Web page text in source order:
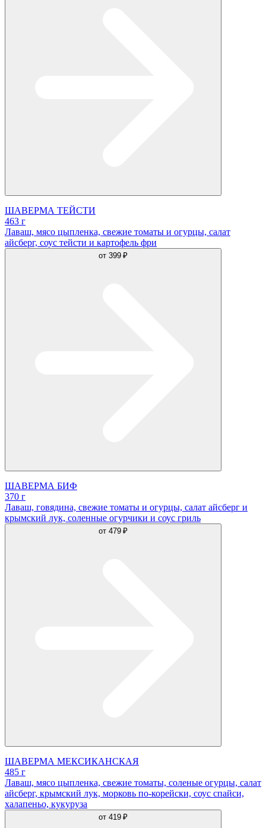
ШАВЕРМА ТЕЙСТИ
463 г
Лаваш, мясо цыпленка, свежие томаты и огурцы, салат
айсберг, соус тейсти и картофель фри
от 399 ₽
ШАВЕРМА БИФ
370 г
Лаваш, говядина, свежие томаты и огурцы, салат айсберг и
крымский лук, соленные огурчики и соус гриль
от 479 ₽
ШАВЕРМА МЕКСИКАНСКАЯ
485 г
Лаваш, мясо цыпленка, свежие томаты, соленые огурцы, салат
айсберг, крымский лук, морковь по-корейски, соус спайси,
халапеньо, кукуруза
от 419 ₽